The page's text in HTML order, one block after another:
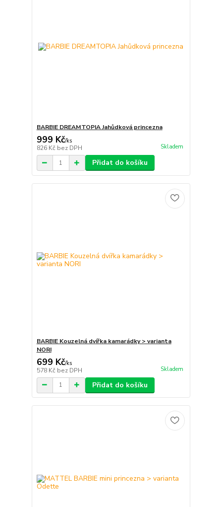
BARBIE DREAMTOPIA Jahůdková princezna
999 Kč/ks
826 Kč bez DPH Skladem
Přidat do košíku
BARBIE Kouzelná dvířka kamarádky > varianta
NORI
699 Kč/ks
578 Kč bez DPH Skladem
Přidat do košíku